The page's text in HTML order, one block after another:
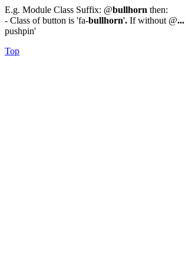
E.g. Module Class Suffix: @bullhorn then:
- Class of button is 'fa-bullhorn'. If without @...
pushpin'
Top